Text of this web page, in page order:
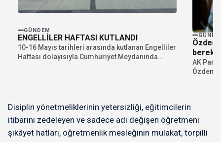
GÜNDEM
ENGELLİLER HAFTASI KUTLANDI
10-16 Mayıs tarihleri arasında kutlanan Engelliler
Haftası dolayısıyla Cumhuriyet Meydanında
AK Parti
Özdemir
Disiplin yönetmeliklerinin yetersizliği, eğitimcilerin
itibarını zedeleyen ve sadece adı değişen öğretmeni
şikâyet hatları, öğretmenlik mesleğinin mülakat, torpilli